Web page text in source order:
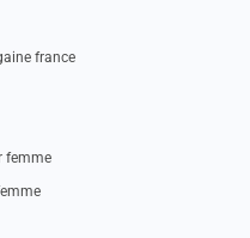
france
femme